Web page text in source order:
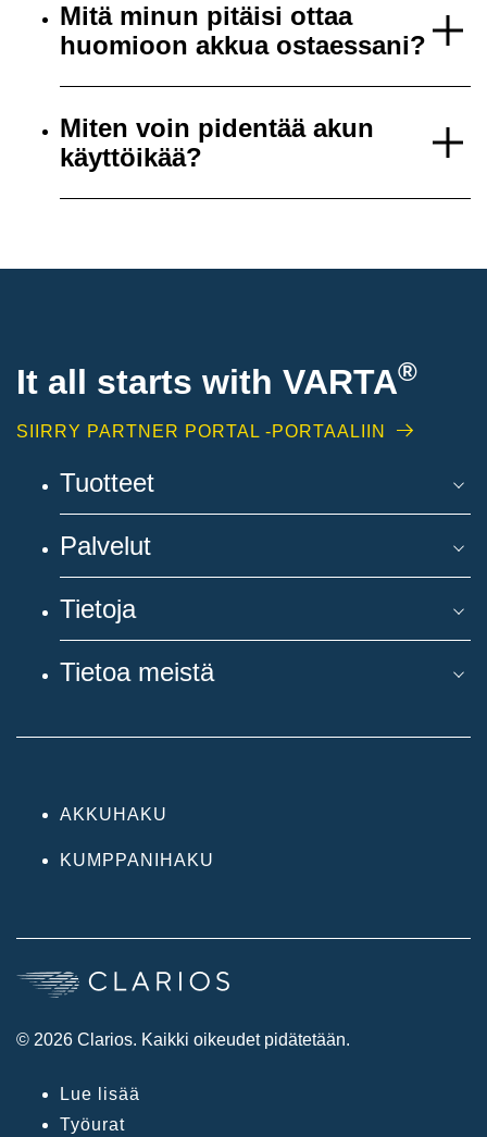
Mitä minun pitäisi ottaa
huomioon akkua ostaessani?
Miten voin pidentää akun
käyttöikää?
It all starts with VARTA®
SIIRRY PARTNER PORTAL -PORTAALIIN
Tuotteet
Palvelut
Tietoja
Tietoa meistä
AKKUHAKU
KUMPPANIHAKU
© 2026 Clarios. Kaikki oikeudet pidätetään.
Lue lisää
Työurat